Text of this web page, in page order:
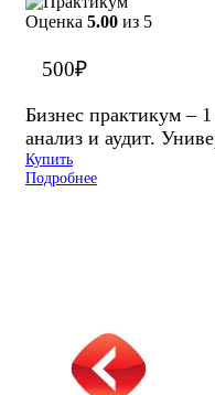
Оценка 5.00 из 5
500₽
Бизнес практикум – 1
анализ и аудит.
Купить
Подробнее